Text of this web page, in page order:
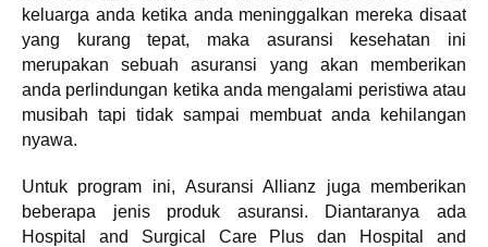
keluarga anda ketika anda meninggalkan mereka disaat
yang kurang tepat, maka asuransi kesehatan ini
merupakan sebuah asuransi yang akan memberikan
anda perlindungan ketika anda mengalami peristiwa atau
musibah tapi tidak sampai membuat anda kehilangan
nyawa.
Untuk program ini, Asuransi Allianz juga memberikan
beberapa jenis produk asuransi. Diantaranya ada
Hospital and Surgical Care Plus dan Hospital and